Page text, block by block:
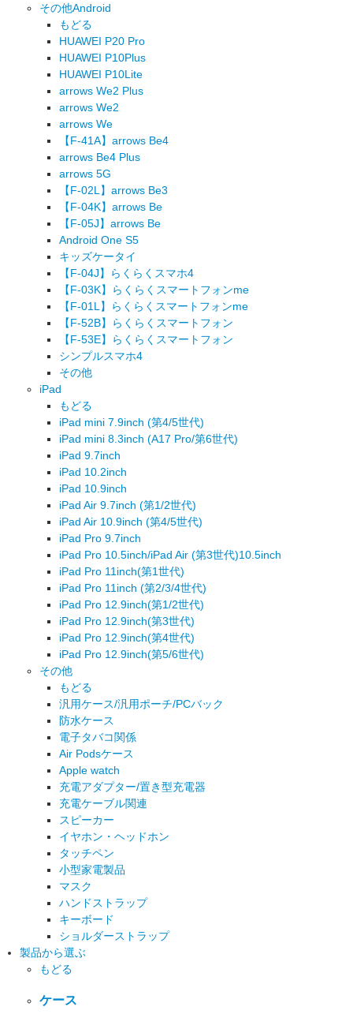
その他Android
もどる
HUAWEI P20 Pro
HUAWEI P10Plus
HUAWEI P10Lite
arrows We2 Plus
arrows We2
arrows We
【F-41A】arrows Be4
arrows Be4 Plus
arrows 5G
【F-02L】arrows Be3
【F-04K】arrows Be
【F-05J】arrows Be
Android One S5
キッズケータイ
【F-04J】らくらくスマホ4
【F-03K】らくらくスマートフォンme
【F-01L】らくらくスマートフォンme
【F-52B】らくらくスマートフォン
【F-53E】らくらくスマートフォン
シンプルスマホ4
その他
iPad
もどる
iPad mini 7.9inch (第4/5世代)
iPad mini 8.3inch (A17 Pro/第6世代)
iPad 9.7inch
iPad 10.2inch
iPad 10.9inch
iPad Air 9.7inch (第1/2世代)
iPad Air 10.9inch (第4/5世代)
iPad Pro 9.7inch
iPad Pro 10.5inch/iPad Air (第3世代)10.5inch
iPad Pro 11inch(第1世代)
iPad Pro 11inch (第2/3/4世代)
iPad Pro 12.9inch(第1/2世代)
iPad Pro 12.9inch(第3世代)
iPad Pro 12.9inch(第4世代)
iPad Pro 12.9inch(第5/6世代)
その他
もどる
汎用ケース/汎用ポーチ/PCバック
防水ケース
電子タバコ関係
Air Podsケース
Apple watch
充電アダプター/置き型充電器
充電ケーブル関連
スピーカー
イヤホン・ヘッドホン
タッチペン
小型家電製品
マスク
ハンドストラップ
キーボード
ショルダーストラップ
製品から選ぶ
もどる
ケース